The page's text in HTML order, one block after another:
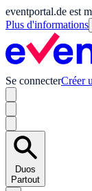
eventportal.de est
Plus d'informations
Se connecterCréer
Duos
Partout